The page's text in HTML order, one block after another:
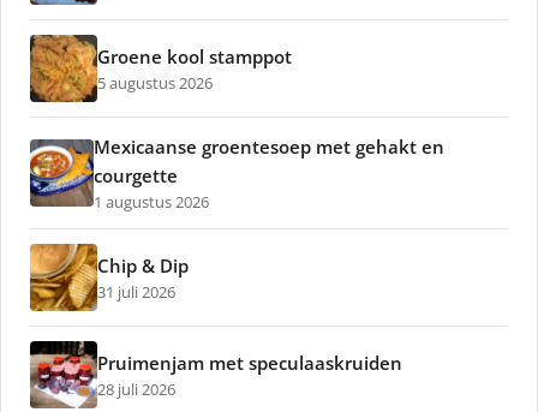
Groene kool stamppot
5 augustus 2026
Mexicaanse groentesoep met gehakt en
courgette
1 augustus 2026
Chip & Dip
31 juli 2026
Pruimenjam met speculaaskruiden
28 juli 2026